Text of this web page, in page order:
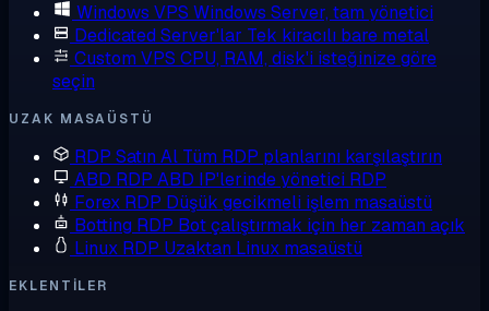
Windows VPS Windows Server, tam yönetici
Dedicated Server'lar Tek kiracılı bare metal
Custom VPS CPU, RAM, disk'i isteğinize göre
seçin
UZAK MASAÜSTÜ
RDP Satın Al Tüm RDP planlarını karşılaştırın
ABD RDP ABD IP'lerinde yönetici RDP
Forex RDP Düşük gecikmeli işlem masaüstü
Botting RDP Bot çalıştırmak için her zaman açık
Linux RDP Uzaktan Linux masaüstü
EKLENTILER